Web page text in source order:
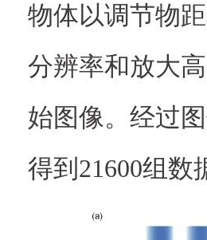
物体以调节物
分辨率和放大
始图像。经过
得到 21600组数